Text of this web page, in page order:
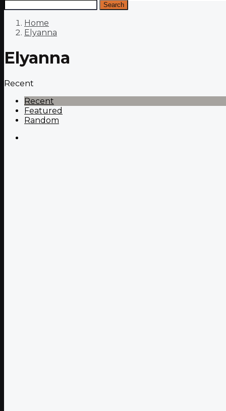
Search
Home
Elyanna
Elyanna
Recent
Recent
Featured
Random